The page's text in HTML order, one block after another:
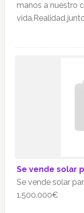
manos a nuestro
vida.Realidad
Se vende solar
Se vende solar
1.500.000€